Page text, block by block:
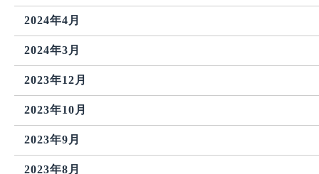
2024年4月
2024年3月
2023年12月
2023年10月
2023年9月
2023年8月